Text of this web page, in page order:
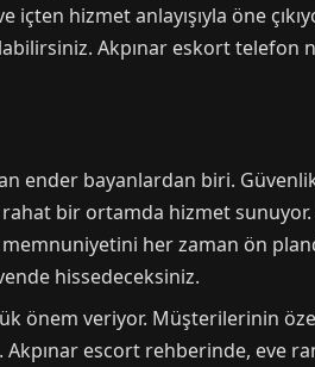
hizmet anlayışıyla öne
Akpınar eskort telefon
ender bayanlardan biri.
bir ortamda hizmet
her zaman ön
hissedeceksiniz.
önem veriyor. Müşterilerinin
escort rehberinde, eve